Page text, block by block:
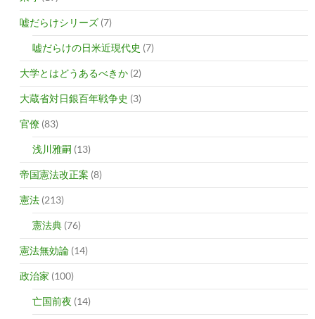
嘘だらけシリーズ (7)
嘘だらけの日米近現代史 (7)
大学とはどうあるべきか (2)
大蔵省対日銀百年戦争史 (3)
官僚 (83)
浅川雅嗣 (13)
帝国憲法改正案 (8)
憲法 (213)
憲法典 (76)
憲法無効論 (14)
政治家 (100)
亡国前夜 (14)